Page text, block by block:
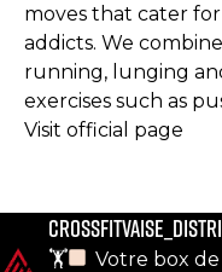
moves that cater
addicts. We
running, lunging
exercises such as
Visit official page
notre
🏋 Votre box